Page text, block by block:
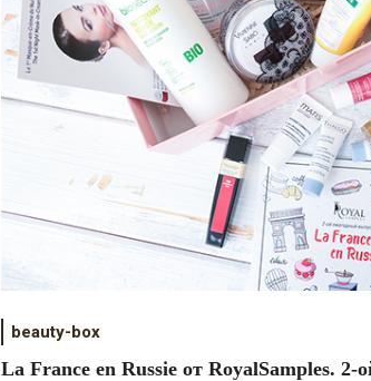
beauty-box
La France en Russie от RoyalSamples. 2-